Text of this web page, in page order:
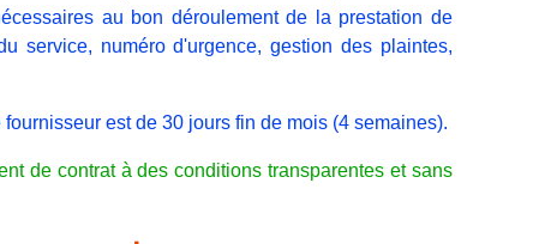
au bon déroulement de la prestation de
service, numéro d'urgence, gestion des plaintes,
est de 30 jours fin de mois (4 semaines).
de contrat à des conditions transparentes et sans